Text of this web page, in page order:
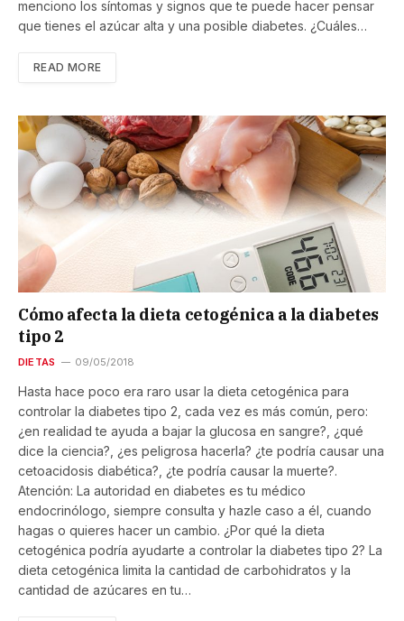
menciono los síntomas y signos que te puede hacer pensar
que tienes el azúcar alta y una posible diabetes. ¿Cuáles…
READ MORE
Cómo afecta la dieta cetogénica a la diabetes
tipo 2
DIETAS 09/05/2018
Hasta hace poco era raro usar la dieta cetogénica para
controlar la diabetes tipo 2, cada vez es más común, pero:
¿en realidad te ayuda a bajar la glucosa en sangre?, ¿qué
dice la ciencia?, ¿es peligrosa hacerla? ¿te podría causar una
cetoacidosis diabética?, ¿te podría causar la muerte?.
Atención: La autoridad en diabetes es tu médico
endocrinólogo, siempre consulta y hazle caso a él, cuando
hagas o quieres hacer un cambio. ¿Por qué la dieta
cetogénica podría ayudarte a controlar la diabetes tipo 2? La
dieta cetogénica limita la cantidad de carbohidratos y la
cantidad de azúcares en tu…